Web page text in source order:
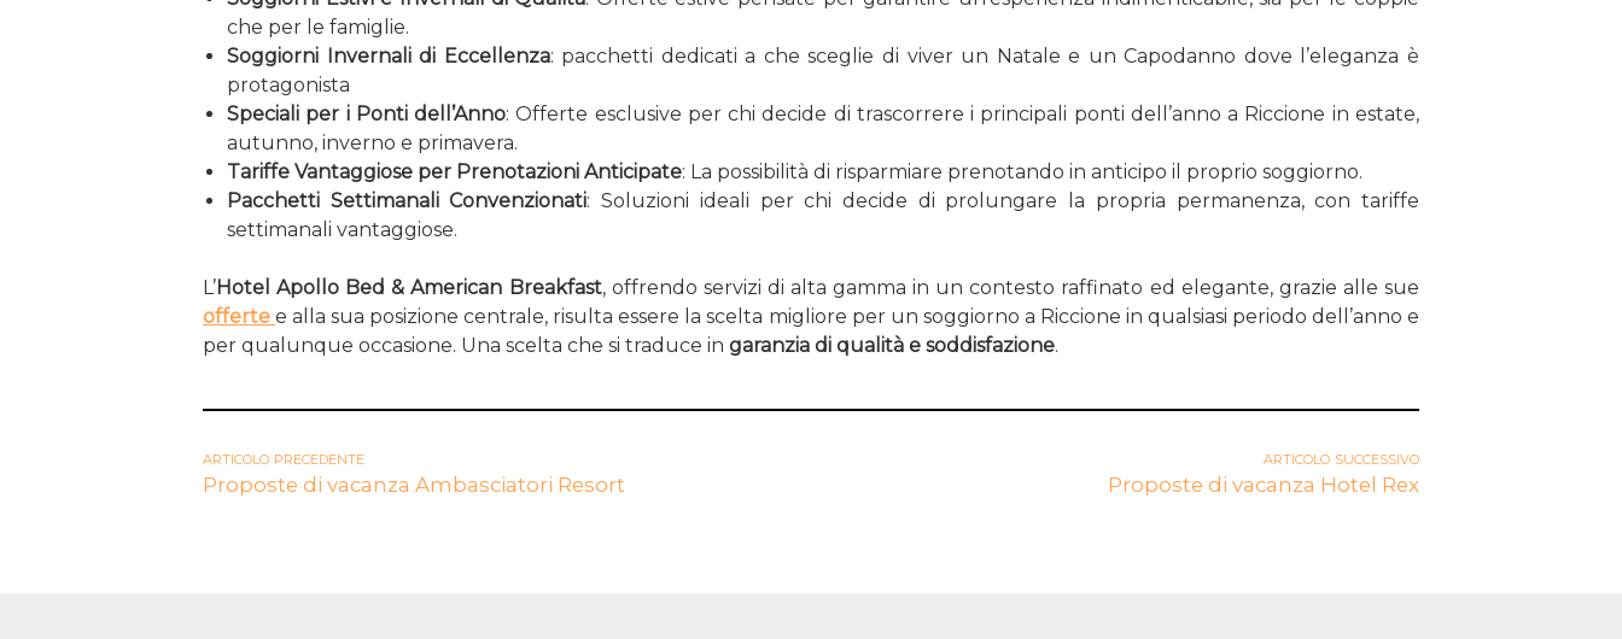
che per le famiglie.
Soggiorni Invernali di Eccellenza: pacchetti dedicati a che sceglie di viver un Natale e un Capodanno dove l’eleganza è
protagonista
Speciali per i Ponti dell’Anno: Offerte esclusive per chi decide di trascorrere i principali ponti dell’anno a Riccione in estate,
autunno, inverno e primavera.
Tariffe Vantaggiose per Prenotazioni Anticipate: La possibilità di risparmiare prenotando in anticipo il proprio soggiorno.
Pacchetti Settimanali Convenzionati: Soluzioni ideali per chi decide di prolungare la propria permanenza, con tariffe
settimanali vantaggiose.
L’Hotel Apollo Bed & American Breakfast, offrendo servizi di alta gamma in un contesto raffinato ed elegante, grazie alle sue
offerte e alla sua posizione centrale, risulta essere la scelta migliore per un soggiorno a Riccione in qualsiasi periodo dell’anno e
per qualunque occasione. Una scelta che si traduce in garanzia di qualità e soddisfazione.
NAVIGAZIONE
ARTICOLI
articolo precedente
Proposte di vacanza Ambasciatori Resort
articolo successivo
Proposte di vacanza Hotel Rex